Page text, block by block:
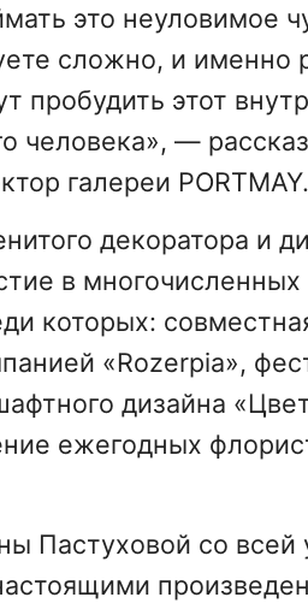
это неуловимое
сложно, и именно
пробудить этот
человека», —
галереи PORTMAY.
декоратора и
в многочисленных
которых:
«Rozerpia»,
дизайна
ежегодных
Пастуховой со всей